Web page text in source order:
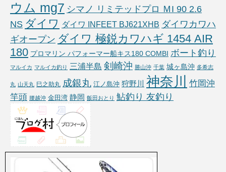
ウム mg7 シマノ リミテッドプロ ＭI 90 2.6
NS ダイワ ダイワ INFEET BJ621XHB ダイワカワハ
ギオープン ダイワ 極鋭カワハギ 1454 AIR
180 プロマリン パフォーマー船キス180 COMBI ボート釣り
マルイカ マルイカ釣り 三浦半島 剣崎沖 勝山沖 千葉 城ヶ島沖 多希志
丸 山天丸 巳之助丸 成銀丸 江ノ島沖 狩野川 神奈川
竹岡沖
竿頭 腰越沖 金田湾 静岡 飯田おとり 鮎釣り 友釣り